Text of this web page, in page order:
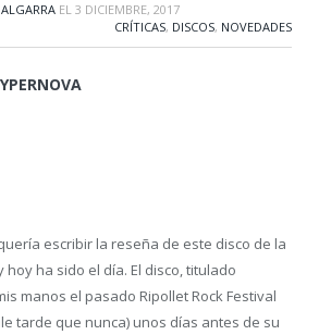
EL 3 DICIEMBRE, 2017
CRÍTICAS, DISCOS, NOVEDADES
escribir la reseña de este disco de la
hoy ha sido el día. El disco, titulado
manos el pasado Ripollet Rock Festival
tarde que nunca) unos días antes de su